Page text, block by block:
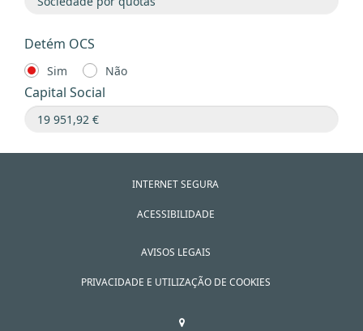
Detém OCS
Sim Não
Capital Social
INTERNET SEGURA
ACESSIBILIDADE
AVISOS LEGAIS
PRIVACIDADE E UTILIZAÇÃO DE COOKIES